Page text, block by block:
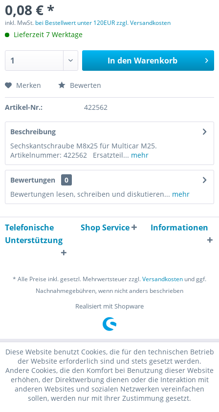
0,08 € *
inkl. MwSt. bei Bestellwert unter 120EUR zzgl. Versandkosten
Lieferzeit 7 Werktage
In den Warenkorb
Merken Bewerten
Artikel-Nr.: 422562
Beschreibung
Sechskantschraube M8x25 für Multicar M25.
Artikelnummer: 422562 Ersatzteil... mehr
Bewertungen
0
Bewertungen lesen, schreiben und diskutieren... mehr
Telefonische
Unterstützung
Shop Service Informationen
* Alle Preise inkl. gesetzl. Mehrwertsteuer zzgl.Versandkosten und ggf.
Nachnahmegebühren, wenn nicht anders beschrieben
Realisiert mit Shopware
Diese Website benutzt Cookies, die für den technischen Betrieb
der Website erforderlich sind und stets gesetzt werden.
Andere Cookies, die den Komfort bei Benutzung dieser Website
erhöhen, der Direktwerbung dienen oder die Interaktion mit
anderen Websites und sozialen Netzwerken vereinfachen
sollen, werden nur mit Ihrer Zustimmung gesetzt.